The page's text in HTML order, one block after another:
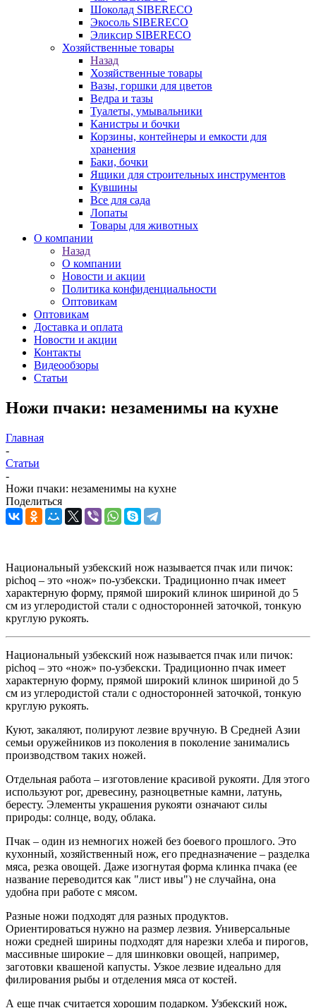
Шоколад SIBERECO
Экосоль SIBERECO
Эликсир SIBERECO
Хозяйственные товары
Назад
Хозяйственные товары
Вазы, горшки для цветов
Ведра и тазы
Туалеты, умывальники
Канистры и бочки
Корзины, контейнеры и емкости для
хранения
Баки, бочки
Ящики для строительных инструментов
Кувшины
Все для сада
Лопаты
Товары для животных
О компании
Назад
О компании
Новости и акции
Политика конфиденциальности
Оптовикам
Оптовикам
Доставка и оплата
Новости и акции
Контакты
Видеообзоры
Статьи
Ножи пчаки: незаменимы на кухне
Главная
-
Статьи
-
Ножи пчаки: незаменимы на кухне
Поделиться
Национальный узбекский нож называется пчак или пичок:
pichoq – это «нож» по-узбекски. Традиционно пчак имеет
характерную форму, прямой широкий клинок шириной до 5
см из углеродистой стали с односторонней заточкой, тонкую
круглую рукоять.
Национальный узбекский нож называется пчак или пичок:
pichoq – это «нож» по-узбекски. Традиционно пчак имеет
характерную форму, прямой широкий клинок шириной до 5
см из углеродистой стали с односторонней заточкой, тонкую
круглую рукоять.
Куют, закаляют, полируют лезвие вручную. В Средней Азии
семьи оружейников из поколения в поколение занимались
производством таких ножей.
Отдельная работа – изготовление красивой рукояти. Для этого
используют рог, древесину, разноцветные камни, латунь,
бересту. Элементы украшения рукояти означают силы
природы: солнце, воду, облака.
Пчак – один из немногих ножей без боевого прошлого. Это
кухонный, хозяйственный нож, его предназначение – разделка
мяса, резка овощей. Даже изогнутая форма клинка пчака (ее
название переводится как "лист ивы") не случайна, она
удобна при работе с мясом.
Разные ножи подходят для разных продуктов.
Ориентироваться нужно на размер лезвия. Универсальные
ножи средней ширины подходят для нарезки хлеба и пирогов,
массивные широкие – для шинковки овощей, например,
заготовки квашеной капусты. Узкое лезвие идеально для
филирования рыбы и отделения мяса от костей.
А еще пчак считается хорошим подарком. Узбекский нож,